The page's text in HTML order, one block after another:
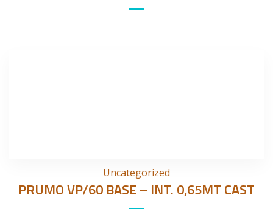
Uncategorized
PRUMO VP/60 BASE – INT. 0,65MT CAST